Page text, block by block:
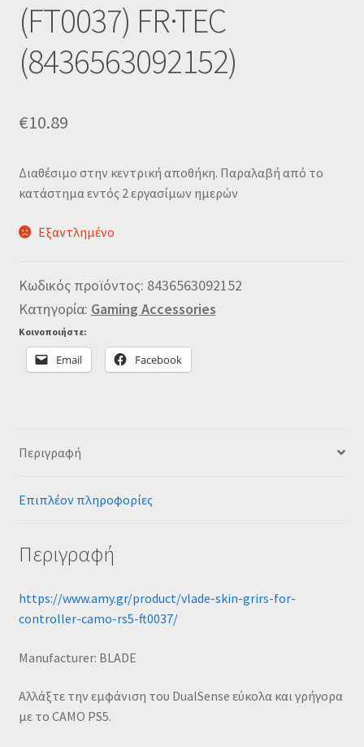
(FT0037) FR·TEC
(8436563092152)
€10.89
Διαθέσιμο στην κεντρική αποθήκη. Παραλαβή από το
κατάστημα εντός 2 εργασίμων ημερών
Εξαντλημένο
Κωδικός προϊόντος: 8436563092152
Κατηγορία: Gaming Accessories
Κοινοποιήστε:
Email Facebook
Περιγραφή
Επιπλέον πληροφορίες
Περιγραφή
https://www.amy.gr/product/vlade-skin-grirs-for-
controller-camo-rs5-ft0037/
Μanufacturer: BLADE
Αλλάξτε την εμφάνιση του DualSense εύκολα και γρήγορα
με το CAMO PS5.